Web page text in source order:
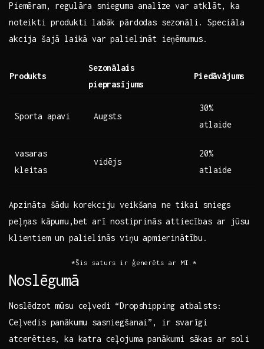
Piemēram, regulāra⁢ snieguma analīze var atklāt, ​ka
noteikti produkti labāk pārdodas sezonāli.‍ Speciāla
akcija šajā laikā var palielināt ieņēmumus.
Produkts
Sezonālais
pieprasījums
Piedāvājums
Sporta‌ apavi Augsts
30%
atlaide
vasaras
kleitas
vidējs
20%
atlaide
Apzināta šādu korekciju veikšana ne tikai sniegs
peļņas kāpumu,bet ⁣arī nostiprinās attiecības ‍ar jūsu
klientiem un palielinās⁤ viņu ‍apmierinātību.
⁤ *Šis​ saturs ir ģenerēts ar MI.*
Noslēgumā
Noslēdzot mūsu ceļvedi “Dropshipping atbalsts:
Ceļvedis panākumu sasniegšanai”, ir svarīgi
atcerēties, ka katra ceļojuma panākumi sākas ar soli